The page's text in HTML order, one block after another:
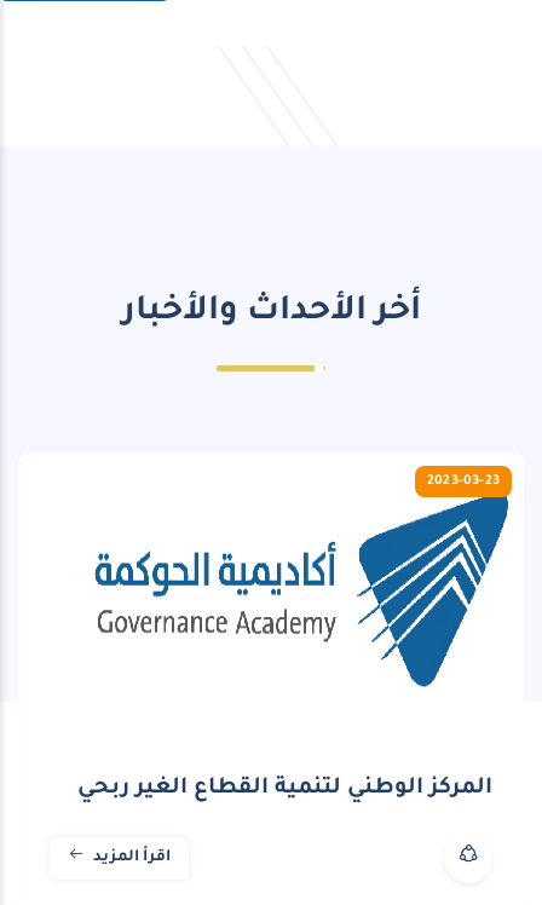
أخر الأحداث والأخبار
2023-03-23
المركز الوطني لتنمية القطاع الغير ربحي
اقرأ المزيد